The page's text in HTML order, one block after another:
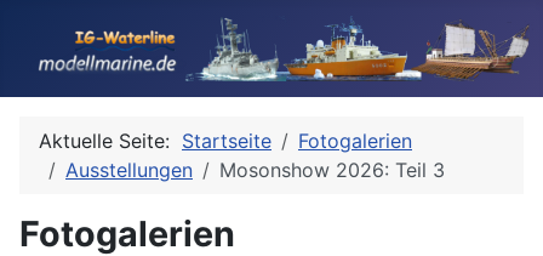
Aktuelle Seite: Startseite
Fotogalerien
Ausstellungen
Mosonshow 2026: Teil 3
Fotogalerien